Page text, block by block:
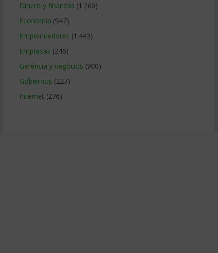
Dinero y finanzas (1.260)
Economía (947)
Emprendedores (1.443)
Empresas (246)
Gerencia y negocios (900)
Gobiernos (227)
Internet (276)